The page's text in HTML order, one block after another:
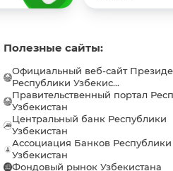
Полезные сайты:
Официальный веб-сайт
Республики Узбекис...
Правительственный портал
Узбекистан
Центральный банк Республики
Узбекистан
Ассоциация Банков Республики
Узбекистан
Фондовый рынок Узбекистана